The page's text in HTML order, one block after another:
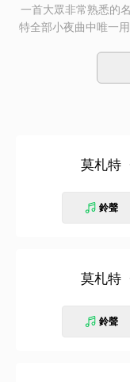
一首大眾非常熟悉的
特全部小夜曲中唯一
溫柔中帶點浪漫，第
聽夜曲將帶給您有如
莫札特
鈴聲
莫札特
鈴聲